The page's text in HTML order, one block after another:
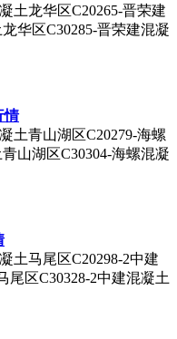
土龙华区C20265-晋荣建
华区C30285-晋荣建混凝
情
土青山湖区C20279-海螺
山湖区C30304-海螺混凝
土马尾区C20298-2中建
尾区C30328-2中建混凝土